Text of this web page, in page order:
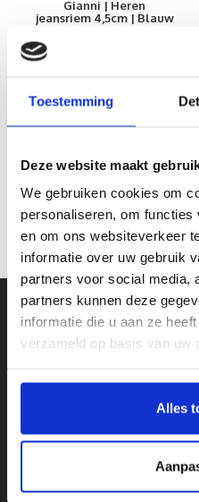
Toestemming
Deze website maakt
We gebruiken cookies om
personaliseren, om
en om ons websiteverkeer
informatie over uw gebruik
partners voor social media,
partners kunnen deze
informatie die u aan ze
verzameld op basis van uw
Alles
Gianni | Heren
jeansriem 4,5cm | Blauw
Telefoon